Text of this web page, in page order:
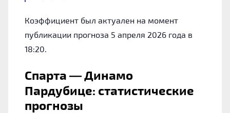
Коэффициент был актуален на момент
публикации прогноза 5 апреля 2026 года в
18:20.
Спарта — Динамо
Пардубице: статистические
прогнозы